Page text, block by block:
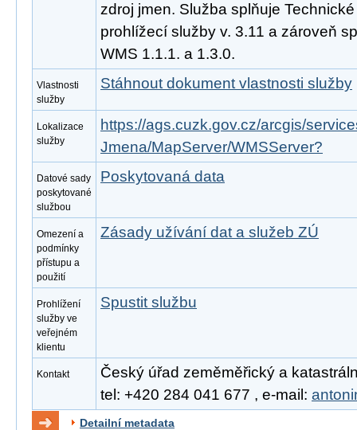
zdroj jmen. Služba splňuje
prohlížecí služby v. 3.11 a zároveň
WMS 1.1.1. a 1.3.0.
Vlastnosti
služby
Stáhnout dokument vlastnosti služby
Lokalizace
služby
https://ags.cuzk.gov.cz/arcgis/
Jmena/MapServer/WMSServer?
Datové sady
poskytované
službou
Poskytovaná data
Omezení a
podmínky
přístupu a
použití
Zásady užívání dat a služeb ZÚ
Prohlížení
služby ve
veřejném
klientu
Spustit službu
Kontakt
Český úřad zeměměřický a
tel: +420 284 041 677 , e-mail:
Detailní metadata